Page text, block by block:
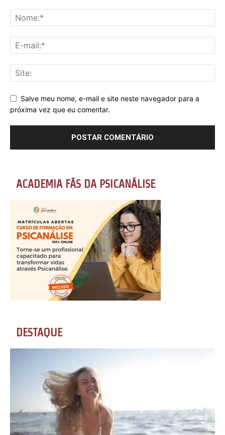
Salve meu nome, e-mail e site neste navegador para a
próxima vez que eu comentar.
ACADEMIA FÃS DA PSICANÁLISE
DESTAQUE